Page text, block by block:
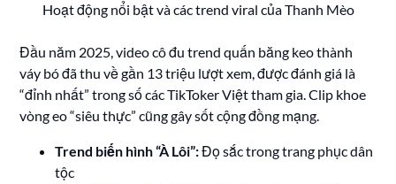
Hoạt động nổi bật và các trend viral của Thanh Mèo
Đầu năm 2025, video cô đu trend quấn băng keo thành
váy bó đã thu về gần 13 triệu lượt xem, được đánh giá là
“đỉnh nhất” trong số các TikToker Việt tham gia. Clip khoe
vòng eo “siêu thực” cũng gây sốt cộng đồng mạng.
Trend biến hình “À Lôi”:Đọ sắc trong trang phục dân
tộc